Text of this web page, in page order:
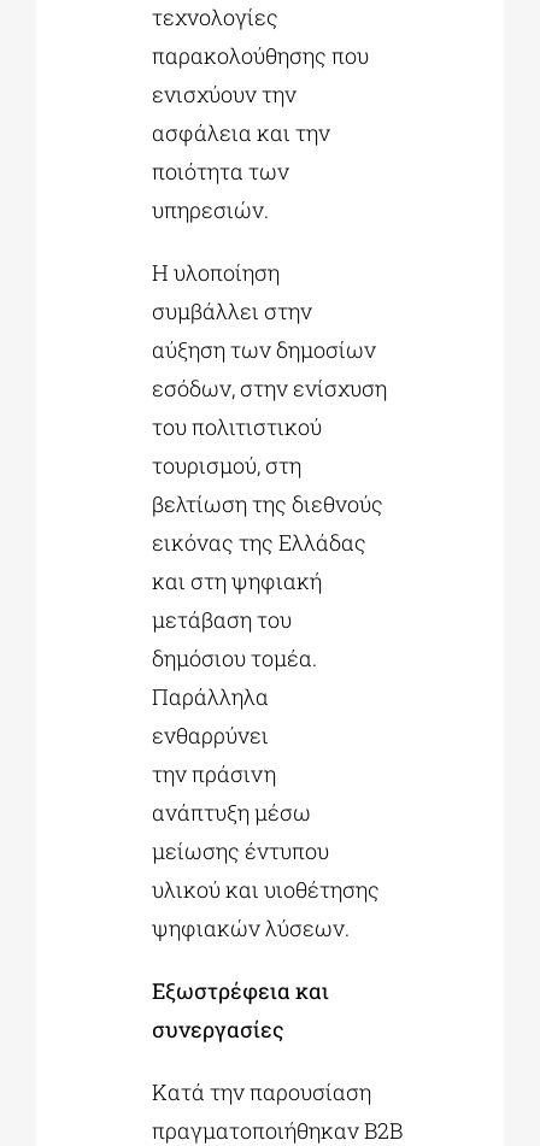
τεχνολογίες
παρακολούθησης που
ενισχύουν την
ασφάλεια και την
ποιότητα των
υπηρεσιών.
Η υλοποίηση
συμβάλλει στην
αύξηση των δημοσίων
εσόδων, στην ενίσχυση
του πολιτιστικού
τουρισμού, στη
βελτίωση της διεθνούς
εικόνας της Ελλάδας
και στη ψηφιακή
μετάβαση του
δημόσιου τομέα.
Παράλληλα
ενθαρρύνει
την πράσινη
ανάπτυξη μέσω
μείωσης έντυπου
υλικού και υιοθέτησης
ψηφιακών λύσεων.
Εξωστρέφεια και
συνεργασίες
Κατά την παρουσίαση
πραγματοποιήθηκαν B2B